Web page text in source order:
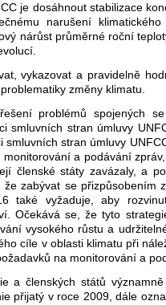
je dosáhnout stabilizace
narušení
nárůst průměrné roční
vykazovat a pravidelně
změny klimatu.
problémů spojených
smluvních stran úmluvy
smluvních stran úmluvy
a podávání
členské státy zavázaly, a
zabývat se přizpůsobením
také vyžaduje, aby
Očekává se, že tyto
vysokého růstu a
cíle v oblasti klimatu při
na monitorování a
a členských států
přijatý v roce 2009, dále
+náhrady